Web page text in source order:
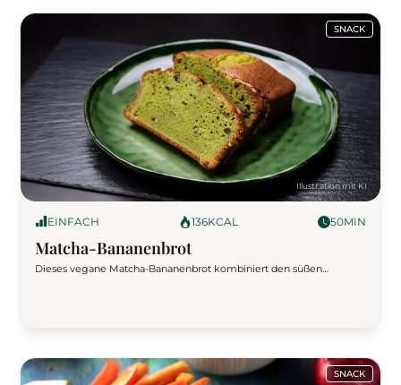
SNACK
EINFACH 136KCAL 50MIN
Matcha-Bananenbrot
Dieses vegane Matcha-Bananenbrot kombiniert den süßen
SNACK